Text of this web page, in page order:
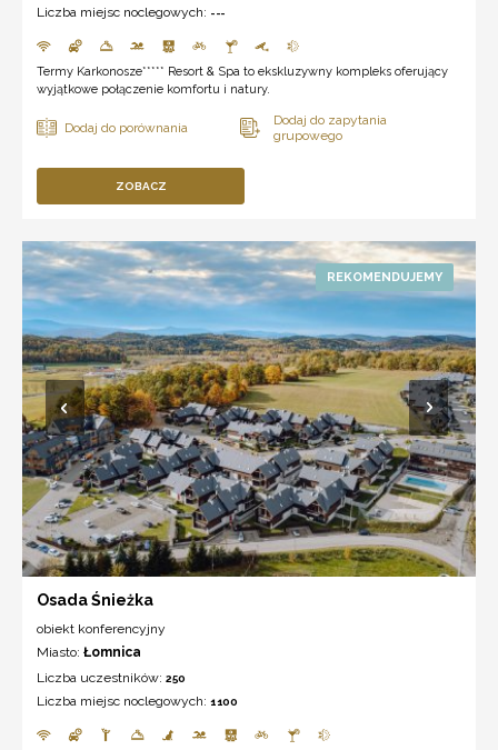
Liczba miejsc noclegowych: ---
Termy Karkonosze***** Resort & Spa to ekskluzywny kompleks oferujący
wyjątkowe połączenie komfortu i natury.
ZOBACZ
Osada Śnieżka
obiekt konferencyjny
Miasto: Łomnica
Liczba uczestników: 250
Liczba miejsc noclegowych: 1100